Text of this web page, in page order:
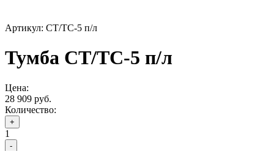
Артикул: СТ/ТС-5 п/л
Тумба СТ/ТС-5 п/л
Цена:
28 909 руб.
Количество:
+
1
-